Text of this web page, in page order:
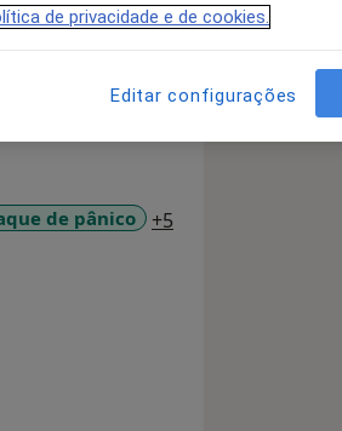
nº 23806),
Dependências
e
de pânico +5
de privacidade e de cookies.
Editar configurações